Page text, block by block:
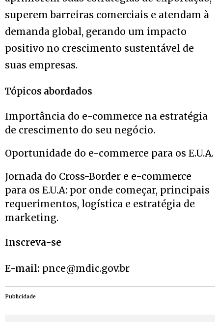
superem barreiras comerciais e atendam à
demanda global, gerando um impacto
positivo no crescimento sustentável de
suas empresas.
Tópicos abordados
Importância do e-commerce na estratégia
de crescimento do seu negócio.
Oportunidade do e-commerce para os E.U.A.
Jornada do Cross-Border e e-commerce
para os E.U.A: por onde começar, principais
requerimentos, logística e estratégia de
marketing.
Inscreva-se
E-mail: pnce@mdic.gov.br
Publicidade